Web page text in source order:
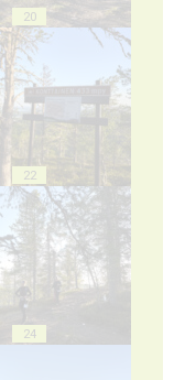
20
22
24